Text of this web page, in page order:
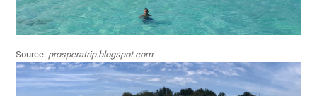
Source: prosperatrip.blogspot.com